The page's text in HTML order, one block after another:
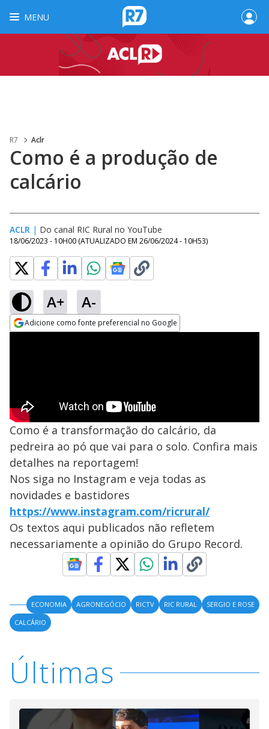
MENU
R7 Aclr
Como é a produção de
calcário
ACLR | Do canal RIC Rural no YouTube
18/06/2023 - 10H00 (ATUALIZADO EM 26/06/2024 - 10H53)
A+ A-
Adicione como fonte preferencial no Google
Como é a transformação do calcário, da
pedreira ao pó que vai para o solo. Confira mais
detalhes na reportagem!
Nos siga no Instagram e veja todas as
novidades e bastidores
https://www.instagram.com/ricrural/
Os textos aqui publicados não refletem
necessariamente a opinião do Grupo Record.
ECONOMIA AGRONEGÓCIO RICTV RIC RURAL
SERGIO E ROSE
CALCÁRIO
Últimas